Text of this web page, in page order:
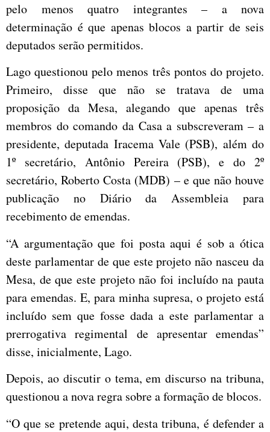
pelo menos quatro integrantes – a nova
determinação é que apenas blocos a partir de seis
deputados serão permitidos.
Lago questionou pelo menos três pontos do projeto.
Primeiro, disse que não se tratava de uma
proposição da Mesa, alegando que apenas três
membros do comando da Casa a subscreveram – a
presidente, deputada Iracema Vale (PSB), além do
1º secretário, Antônio Pereira (PSB), e do 2º
secretário, Roberto Costa (MDB) – e que não houve
publicação no Diário da Assembleia para
recebimento de emendas.
“A argumentação que foi posta aqui é sob a ótica
deste parlamentar de que este projeto não nasceu da
Mesa, de que este projeto não foi incluído na pauta
para emendas. E, para minha supresa, o projeto está
incluído sem que fosse dada a este parlamentar a
prerrogativa regimental de apresentar emendas”
disse, inicialmente, Lago.
Depois, ao discutir o tema, em discurso na tribuna,
questionou a nova regra sobre a formação de blocos.
“O que se pretende aqui, desta tribuna, é defender a